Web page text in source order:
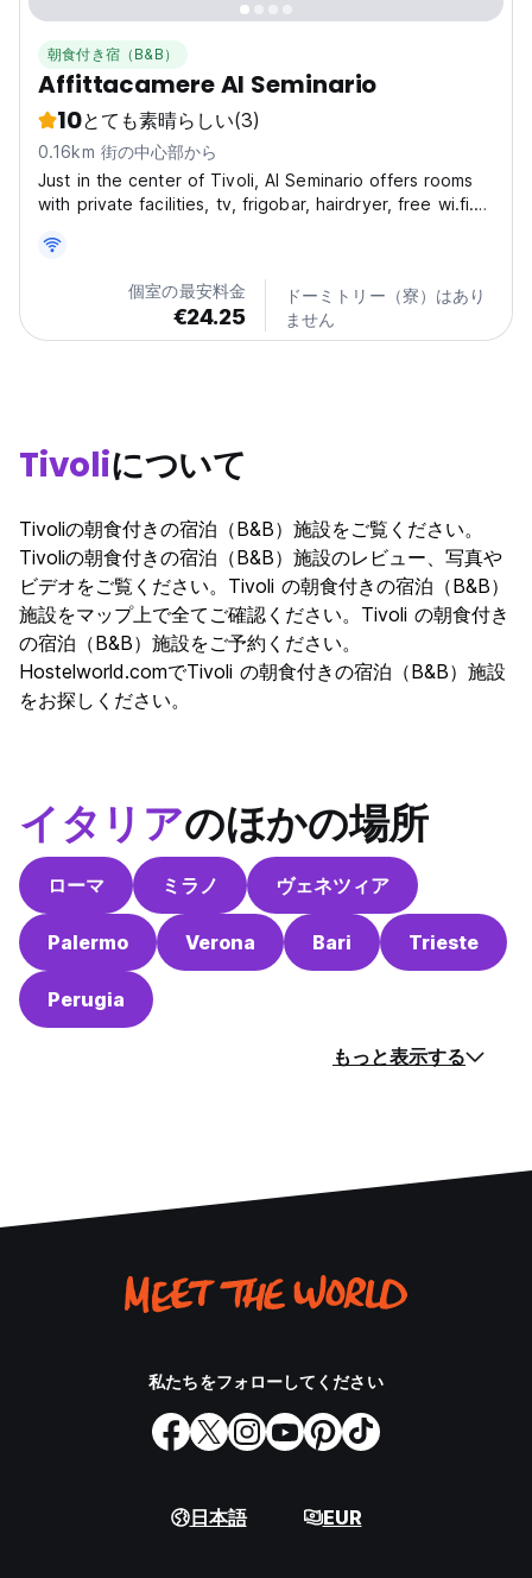
朝食付き宿（B&B）
Affittacamere Al Seminario
10とても素晴らしい(3)
0.16km 街の中心部から
Just in the center of Tivoli, Al Seminario offers rooms
with private facilities, tv, frigobar, hairdryer, free wi.fi.
who gives us one of his work. Every room has private
bathroom, inside or outside the...
個室の最安料金
€24.25
ドーミトリー（寮）はあり
ません
Tivoliについて
Tivoliの朝食付きの宿泊（B&B）施設をご覧ください。
Tivoliの朝食付きの宿泊（B&B）施設のレビュー、写真や
ビデオをご覧ください。Tivoli の朝食付きの宿泊（B&B）
施設をマップ上で全てご確認ください。Tivoli の朝食付き
の宿泊（B&B）施設をご予約ください。
Hostelworld.comでTivoli の朝食付きの宿泊（B&B）施設
をお探しください。
イタリアのほかの場所
ローマ ミラノ ヴェネツィア
Palermo Verona Bari Trieste
Perugia
もっと表示する
私たちをフォローしてください
日本語 EUR